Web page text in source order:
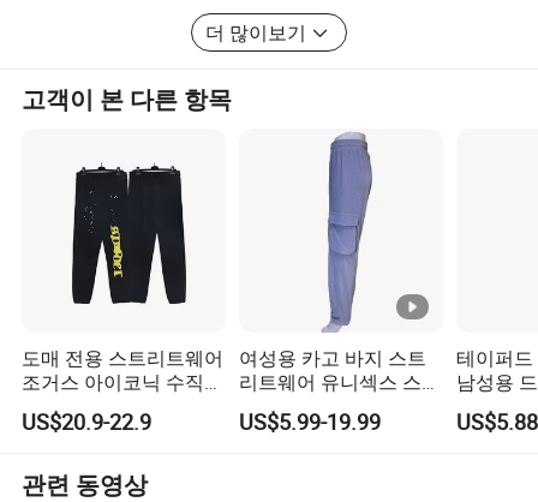
디자이너를 보유하고 있습니다.
더 많이보기
고객이 본 다른 항목
도매 전용 스트리트웨어
조거스 아이코닉 수직
로고 디자인 스파이더맨
유니섹스 바지
US$20.9-22.9
여성용 카고 바지 스트
리트웨어 유니섹스 스웨
트 바지 맞춤형 조거 스
웨트팬츠 스포츠 바지
US$5.99-19.99
테이퍼
남성용
스틱 허
트웨어
관련 동영상